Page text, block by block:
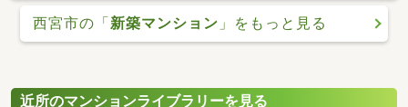
西宮市の「新築マンション 」をもっと見る
近所のマンションライブラリーを見る